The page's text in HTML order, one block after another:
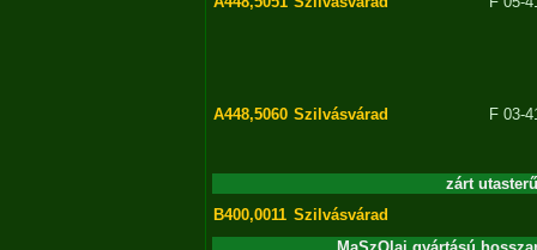
A448,5060 Szilvásvárad F 03-
zárt
B400,0011 Szilvásvárad